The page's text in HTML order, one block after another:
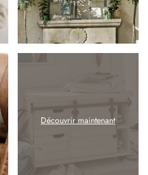
Découvrir maintenant